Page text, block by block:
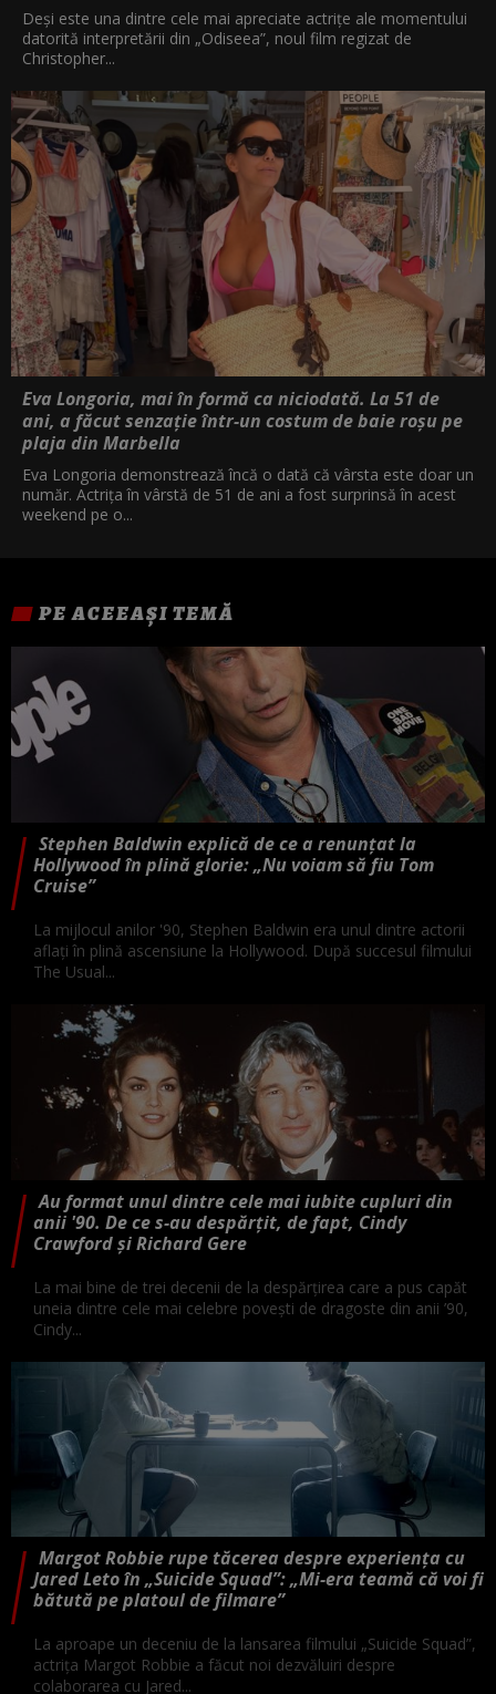
Deși este una dintre cele mai apreciate actrițe ale momentului
datorită interpretării din „Odiseea”, noul film regizat de
Christopher...
Eva Longoria, mai în formă ca niciodată. La 51 de
ani, a făcut senzație într-un costum de baie roșu pe
plaja din Marbella
Eva Longoria demonstrează încă o dată că vârsta este doar un
număr. Actrița în vârstă de 51 de ani a fost surprinsă în acest
weekend pe o...
PE ACEEAȘI TEMĂ
Stephen Baldwin explică de ce a renunțat la
Hollywood în plină glorie: „Nu voiam să fiu Tom
Cruise”
La mijlocul anilor '90, Stephen Baldwin era unul dintre actorii
aflați în plină ascensiune la Hollywood. După succesul filmului
The Usual...
Au format unul dintre cele mai iubite cupluri din
anii '90. De ce s-au despărțit, de fapt, Cindy
Crawford și Richard Gere
La mai bine de trei decenii de la despărțirea care a pus capăt
uneia dintre cele mai celebre povești de dragoste din anii ’90,
Cindy...
Margot Robbie rupe tăcerea despre experiența cu
Jared Leto în „Suicide Squad”: „Mi-era teamă că voi fi
bătută pe platoul de filmare”
La aproape un deceniu de la lansarea filmului „Suicide Squad”,
actrița Margot Robbie a făcut noi dezvăluiri despre
colaborarea cu Jared...